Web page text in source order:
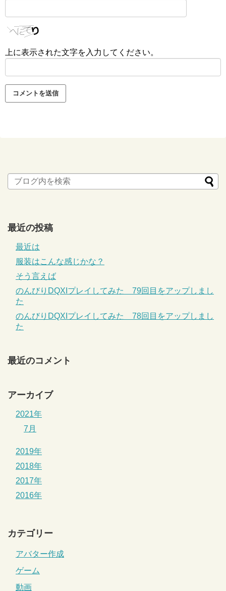
上に表示された文字を入力してください。
最近の投稿
最近は
服装はこんな感じかな？
そう言えば
のんびりDQXIプレイしてみた 79回目をアップしまし
た
のんびりDQXIプレイしてみた 78回目をアップしまし
た
最近のコメント
アーカイブ
2021年
7月
2019年
2018年
2017年
2016年
カテゴリー
アバター作成
ゲーム
動画